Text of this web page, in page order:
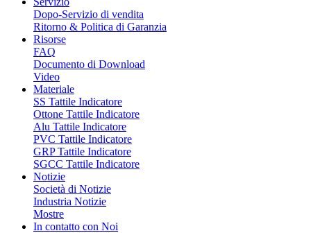
Dopo-Servizio di vendita
Ritorno & Politica di Garanzia
Risorse
FAQ
Documento di Download
Video
Materiale
SS Tattile Indicatore
Ottone Tattile Indicatore
Alu Tattile Indicatore
PVC Tattile Indicatore
GRP Tattile Indicatore
SGCC Tattile Indicatore
Notizie
Società di Notizie
Industria Notizie
Mostre
In contatto con Noi